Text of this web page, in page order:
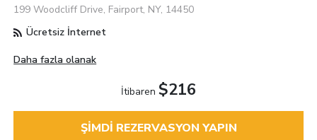
199 Woodcliff Drive, Fairport, NY, 14450
Ücretsiz İnternet
Daha fazla olanak
İtibaren $216
ŞIMDI REZERVASYON YAPIN